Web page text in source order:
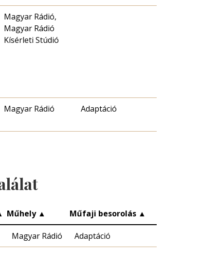
Magyar Rádió,
Magyar Rádió
Kísérleti Stúdió
Magyar Rádió Adaptáció
Műhely ▲ Műfaji besorolás ▲
Magyar Rádió Adaptáció